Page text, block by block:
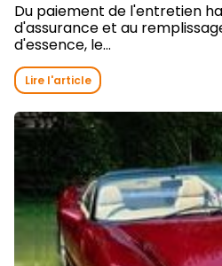
Du paiement de l'entretien
d'assurance et au
d'essence, le...
Lire l'article